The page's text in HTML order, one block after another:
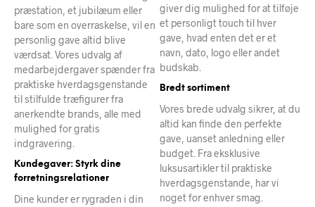
præstation, et jubilæum eller
bare som en overraskelse, vil en
personlig gave altid blive
værdsat. Vores udvalg af
medarbejdergaver spænder fra
praktiske hverdagsgenstande
til stilfulde træfigurer fra
anerkendte brands, alle med
mulighed for gratis
indgravering.
Kundegaver: Styrk dine
forretningsrelationer
Dine kunder er rygraden i din
giver dig mulighed for at tilføje
et personligt touch til hver
gave, hvad enten det er et
navn, dato, logo eller andet
budskab.
Bredt sortiment
Vores brede udvalg sikrer, at du
altid kan finde den perfekte
gave, uanset anledning eller
budget. Fra eksklusive
luksusartikler til praktiske
hverdagsgenstande, har vi
noget for enhver smag.